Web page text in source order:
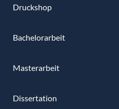
Druckshop
Bachelorarbeit
Masterarbeit
Dissertation